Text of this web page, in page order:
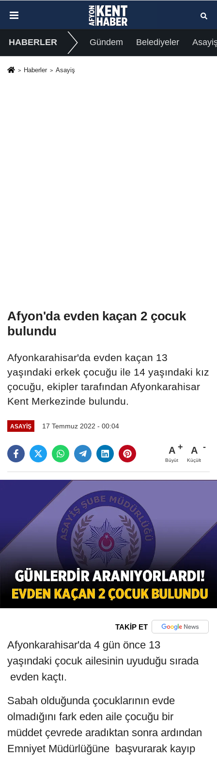
HABERLER Gündem Belediyeler
Haberler Asayiş
Afyon'da evden kaçan 2 çocuk
bulundu
Afyonkarahisar'da evden kaçan 13
yaşındaki erkek çocuğu ile 14 yaşındaki kız
çocuğu, ekipler tarafından Afyonkarahisar
Kent Merkezinde bulundu.
ASAYIŞ 17 Temmuz 2022 - 00:04
A
Büyüt
A
Küçült
TAKİP ET
Afyonkarahisar'da 4 gün önce 13
yaşındaki çocuk ailesinin uyuduğu sırada
evden kaçtı.
Sabah olduğunda çocuklarının evde
olmadığını fark eden aile çocuğu bir
müddet çevrede aradıktan sonra ardından
Emniyet Müdürlüğüne başvurarak kayıp